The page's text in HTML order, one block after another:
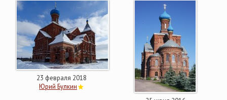
23 февраля 2018
Юрий Булкин